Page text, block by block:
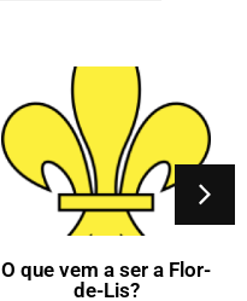
O que vem a ser a Flor-
de-Lis?